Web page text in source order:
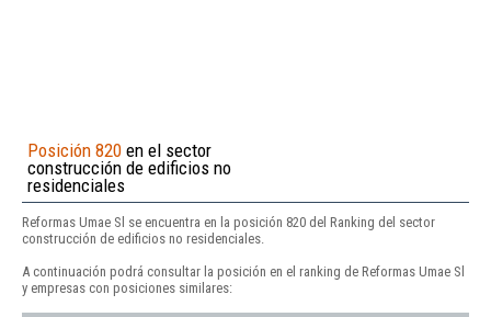
Posición 820 en el sector
construcción de edificios no
residenciales
Reformas Umae Sl se encuentra en la posición 820 del Ranking del sector
construcción de edificios no residenciales.
A continuación podrá consultar la posición en el ranking de Reformas Umae Sl
y empresas con posiciones similares: